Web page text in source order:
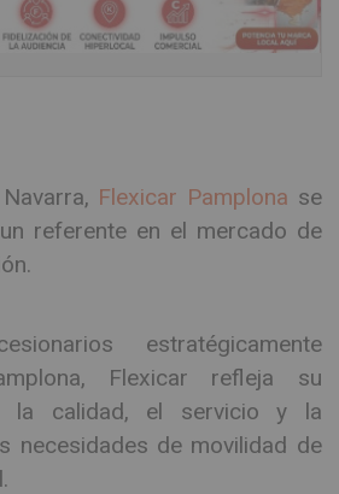
Flexicar Pamplona se
referente en el mercado de
estratégicamente
Flexicar refleja su
la calidad, el servicio y la
necesidades de movilidad de